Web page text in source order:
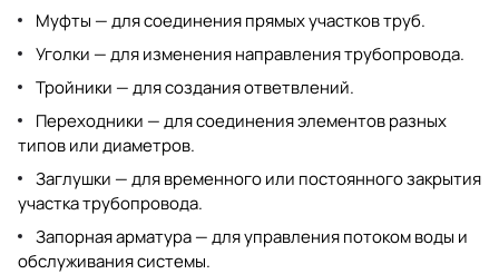
Муфты — для соединения прямых участков труб.
Уголки — для изменения направления трубопровода.
Тройники — для создания ответвлений.
Переходники — для соединения элементов разных
типов или диаметров.
Заглушки — для временного или постоянного закрытия
участка трубопровода.
Запорная арматура— для управления потоком воды и
обслуживания системы.